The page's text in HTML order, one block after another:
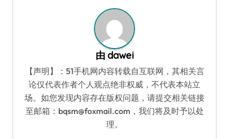
由 dawei
【声明】：51手机网内容转载自互联网，其相关言
论仅代表作者个人观点绝非权威，不代表本站立
场。如您发现内容存在版权问题，请提交相关链接
至邮箱：bqsm@foxmail.com，我们将及时予以处
理。